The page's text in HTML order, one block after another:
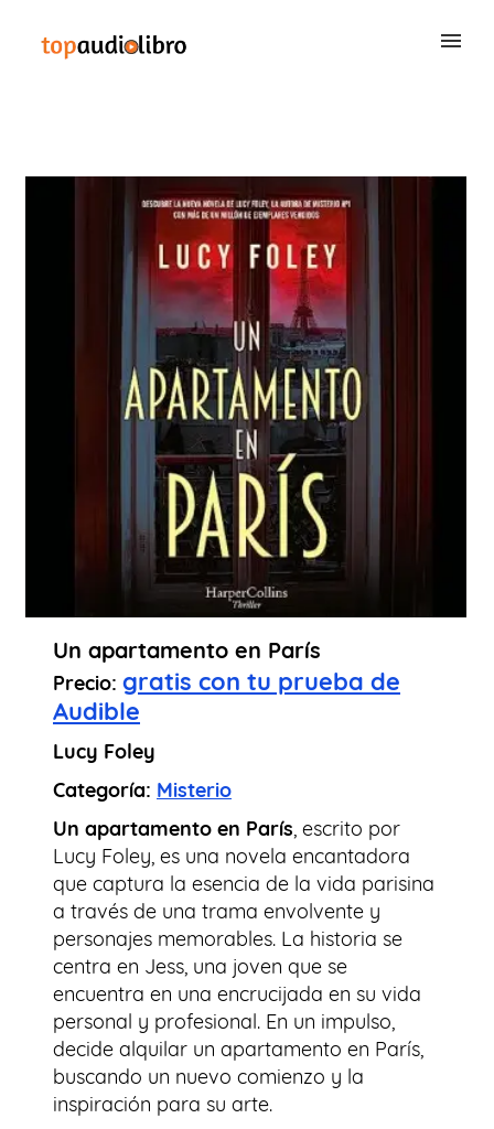
Un apartamento en París
Precio: gratis con tu prueba de
Audible
Lucy Foley
Categoría: Misterio
Un apartamento en París, escrito por
Lucy Foley, es una novela encantadora
que captura la esencia de la vida parisina
a través de una trama envolvente y
personajes memorables. La historia se
centra en Jess, una joven que se
encuentra en una encrucijada en su vida
personal y profesional. En un impulso,
decide alquilar un apartamento en París,
buscando un nuevo comienzo y la
inspiración para su arte.